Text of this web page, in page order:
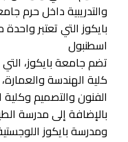
والتدريبية داخل حرم
بايكوز التي تعتبر
اسطنبول
تضم جامعة بايكوز،
كلية الهندسة والعمارة،
الفنون والتصميم وكلية
بالإضافة إلى مدرسة
ومدرسة بايكوز